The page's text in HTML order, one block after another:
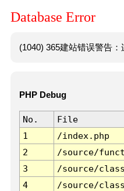
Database Error
(1040) 365建站错误警告
PHP Debug
No. File
1
/index.php
2
/source/
3
/source/
4
/source/